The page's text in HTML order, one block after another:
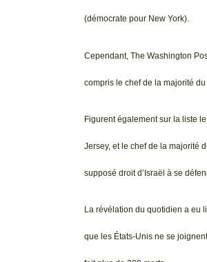
(démocrate pour New York).
Cependant, The Washington
compris le chef de la majorité
Figurent également sur la liste
Jersey, et le chef de la majorité
supposé droit d’Israël à se
La révélation du quotidien a eu
que les États-Unis ne se